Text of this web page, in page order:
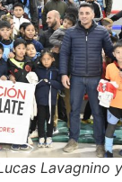
Lavagnino y